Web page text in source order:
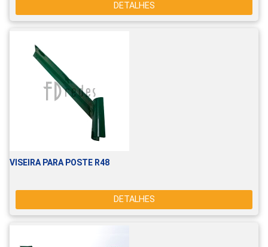
DETALHES
VISEIRA PARA POSTE R48
DETALHES